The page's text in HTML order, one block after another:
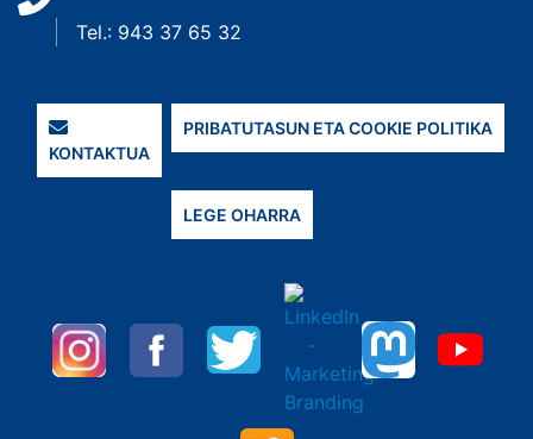
Tel.: 943 37 65 32
KONTAKTUA
PRIBATUTASUN ETA COOKIE POLITIKA
LEGE OHARRA